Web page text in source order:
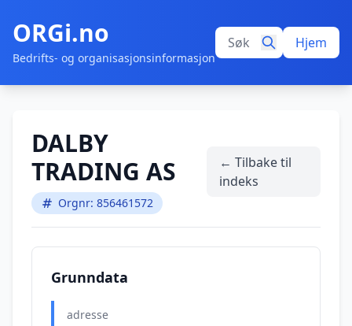
ORGi.no
Bedrifts- og organisasjonsinformasjon
Hjem
DALBY
TRADING AS
Orgnr: 856461572
← Tilbake til
indeks
Grunndata
adresse